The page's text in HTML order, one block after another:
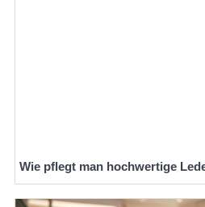
Wie pflegt man hochwertige